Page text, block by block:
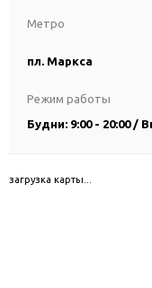
Метро
пл. Маркса
Режим работы
Будни: 9:00 - 20:00 /
загрузка карты...